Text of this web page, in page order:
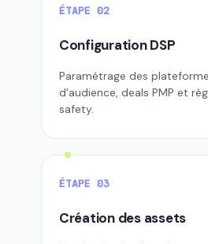
ÉTAPE 02
Configuration DSP
Paramétrage des
d'audience, deals PMP et
safety.
ÉTAPE 03
Création des assets